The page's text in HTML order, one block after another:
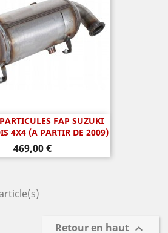
FAP SUZUKI
4X4 (A PARTIR DE 2009)
Prix
469,00 €
Retour en haut 